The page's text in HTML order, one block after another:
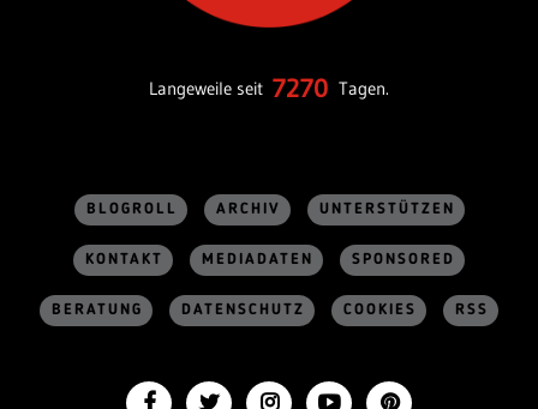
Langeweile seit 7270 Tagen.
BLOGROLL ARCHIV UNTERSTÜTZEN
KONTAKT MEDIADATEN SPONSORED
BERATUNG DATENSCHUTZ COOKIES RSS